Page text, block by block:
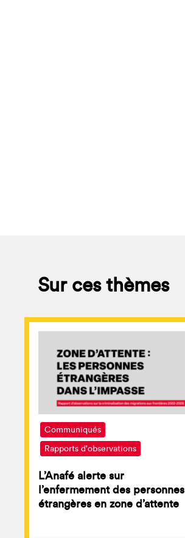
Sur ces thèmes
Communiqués
Rapports d'observations
L’Anafé alerte sur
l’enfermement des personnes
étrangères en zone d’attente